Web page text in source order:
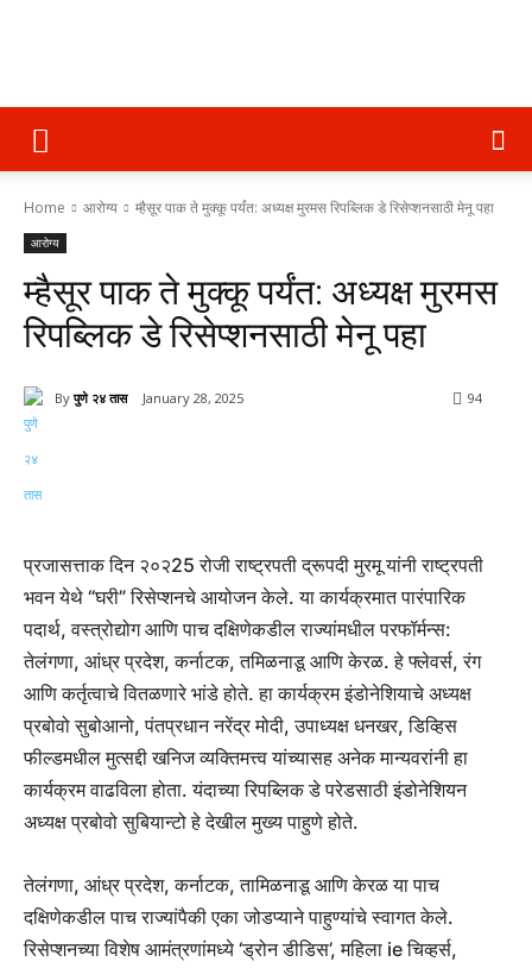
पुणे
२४
तास
Home आरोग्य म्हैसूर पाक ते मुक्कू पर्यंत: अध्यक्ष मुरमस रिपब्लिक डे रिसेप्शनसाठी मेनू पहा
आरोग्य
म्हैसूर पाक ते मुक्कू पर्यंत: अध्यक्ष मुरमस
रिपब्लिक डे रिसेप्शनसाठी मेनू पहा
By पुणे २४ तास January 28, 2025 94
प्रजासत्ताक दिन २०२25 रोजी राष्ट्रपती द्रूपदी मुरमू यांनी राष्ट्रपती
भवन येथे “घरी” रिसेप्शनचे आयोजन केले. या कार्यक्रमात पारंपारिक
पदार्थ, वस्त्रोद्योग आणि पाच दक्षिणेकडील राज्यांमधील परफॉर्मन्स:
तेलंगणा, आंध्र प्रदेश, कर्नाटक, तमिळनाडू आणि केरळ. हे फ्लेवर्स, रंग
आणि कर्तृत्वाचे वितळणारे भांडे होते. हा कार्यक्रम इंडोनेशियाचे अध्यक्ष
प्रबोवो सुबोआनो, पंतप्रधान नरेंद्र मोदी, उपाध्यक्ष धनखर, डिव्हिस
फील्डमधील मुत्सद्दी खनिज व्यक्तिमत्त्व यांच्यासह अनेक मान्यवरांनी हा
कार्यक्रम वाढविला होता. यंदाच्या रिपब्लिक डे परेडसाठी इंडोनेशियन
अध्यक्ष प्रबोवो सुबियान्टो हे देखील मुख्य पाहुणे होते.
तेलंगणा, आंध्र प्रदेश, कर्नाटक, तामिळनाडू आणि केरळ या पाच
दक्षिणेकडील पाच राज्यांपैकी एका जोडप्याने पाहुण्यांचे स्वागत केले.
रिसेप्शनच्या विशेष आमंत्रणांमध्ये ‘ड्रोन डीडिस’, महिला ie चिव्हर्स,